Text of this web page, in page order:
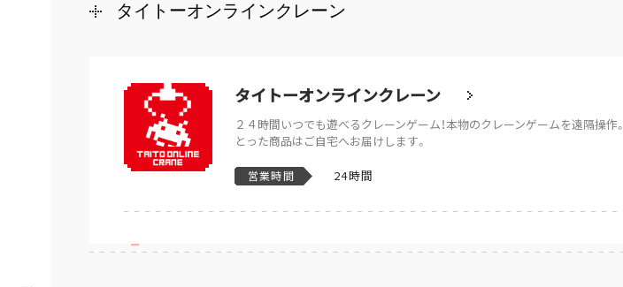
タイトーオンラインクレーン
タイトーオンラインクレーン
２４時間いつでも遊べるクレーンゲーム！本物のクレーンゲームを遠隔操作。
とった商品はご自宅へお届けします。
営業時間 24時間